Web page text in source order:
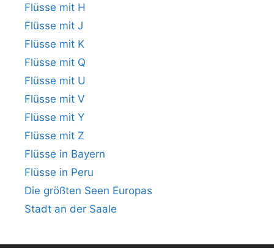
Flüsse mit H
Flüsse mit J
Flüsse mit K
Flüsse mit Q
Flüsse mit U
Flüsse mit V
Flüsse mit Y
Flüsse mit Z
Flüsse in Bayern
Flüsse in Peru
Die größten Seen Europas
Stadt an der Saale